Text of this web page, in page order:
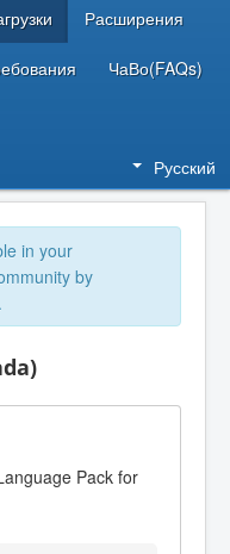
Расширения
ЧаВо(FAQs)
Русский
in your
by
Pack for